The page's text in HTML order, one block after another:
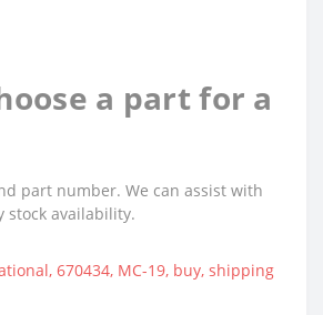
a part for a
part number. We can assist with
stock availability.
, 670434, MC-19, buy, shipping